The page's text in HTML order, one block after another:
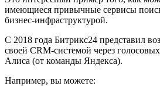
имеющиеся привычные сервисы
бизнес-инфраструктурой.
С 2018 года Битрикс24 представил
своей CRM-системой через
Алиса (от команды Яндекса).
Например, вы можете: